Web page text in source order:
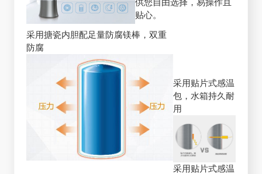
供您自由选择，易操作且
贴心。
采用搪瓷内胆配足量防腐镁棒，双重
防腐
采用贴片式感温
包，水箱持久耐
用
采用贴片式感温